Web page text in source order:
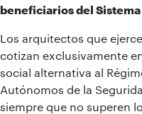
beneficiarios del
Los arquitectos que
cotizan exclusivamente
social alternativa al
Autónomos de la
siempre que no superen